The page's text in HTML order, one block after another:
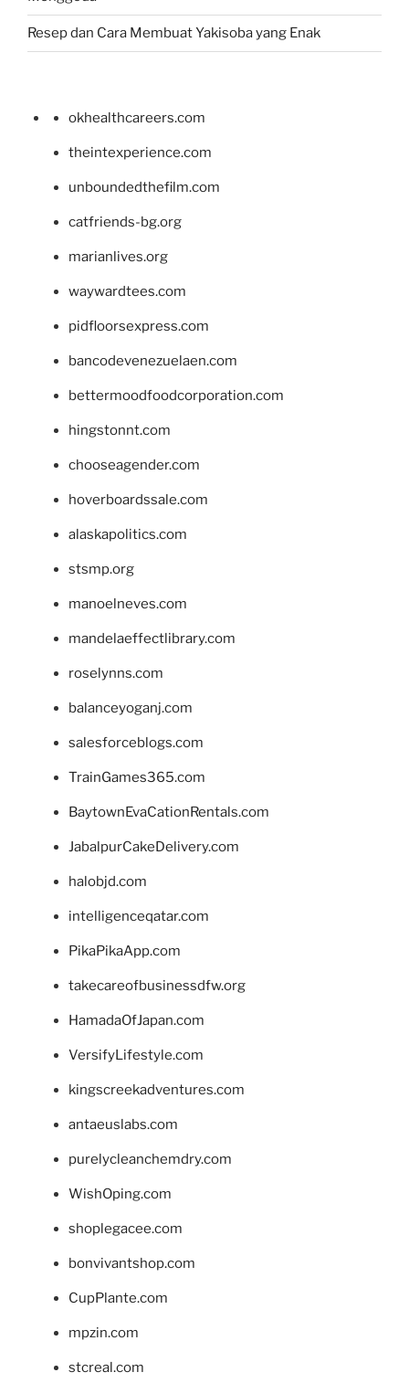
Resep dan Cara Membuat Yakisoba yang Enak
okhealthcareers.com
theintexperience.com
unboundedthefilm.com
catfriends-bg.org
marianlives.org
waywardtees.com
pidfloorsexpress.com
bancodevenezuelaen.com
bettermoodfoodcorporation.com
hingstonnt.com
chooseagender.com
hoverboardssale.com
alaskapolitics.com
stsmp.org
manoelneves.com
mandelaeffectlibrary.com
roselynns.com
balanceyoganj.com
salesforceblogs.com
TrainGames365.com
BaytownEvaCationRentals.com
JabalpurCakeDelivery.com
halobjd.com
intelligenceqatar.com
PikaPikaApp.com
takecareofbusinessdfw.org
HamadaOfJapan.com
VersifyLifestyle.com
kingscreekadventures.com
antaeuslabs.com
purelycleanchemdry.com
WishOping.com
shoplegacee.com
bonvivantshop.com
CupPlante.com
mpzin.com
stcreal.com